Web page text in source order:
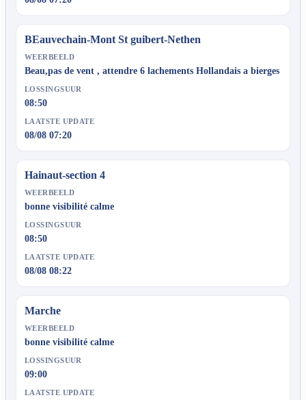
BEauvechain-Mont St guibert-Nethen
WEERBEELD
Beau,pas de vent , attendre 6 lachements Hollandais a bierges
LOSSINGSUUR
08:50
LAATSTE UPDATE
08/08 07:20
Hainaut-section 4
WEERBEELD
bonne visibilité calme
LOSSINGSUUR
08:50
LAATSTE UPDATE
08/08 08:22
Marche
WEERBEELD
bonne visibilité calme
LOSSINGSUUR
09:00
LAATSTE UPDATE